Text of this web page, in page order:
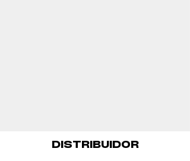
DISTRIBUIDOR